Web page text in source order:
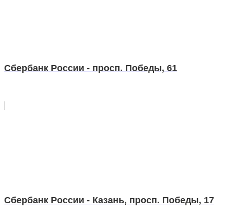
Сбербанк России - просп. Победы, 61
Сбербанк России - Казань, просп. Победы, 17